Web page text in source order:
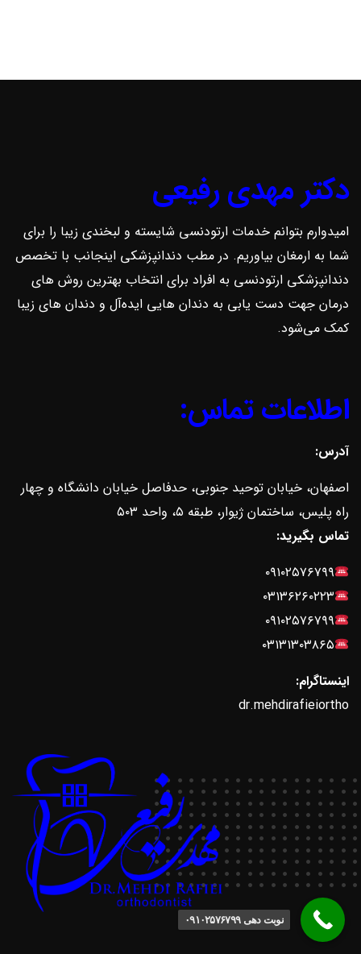
دکتر مهدی رفیعی
امیدوارم بتوانم خدمات ارتودنسی شایسته و لبخندی زیبا را برای
شما به ارمغان بیاوریم. در مطب دندانپزشکی اینجانب با تخصص
دندانپزشکی ارتودنسی به افراد برای انتخاب بهترین روش ‌های
درمان جهت دست یابی به دندان هایی ایده‌آل و دندان های زیبا
کمک می‌شود.
اطلاعات تماس:
آدرس:
اصفهان، خیابان توحید جنوبی، حدفاصل خیابان دانشگاه و چهار
راه پلیس، ساختمان ژیوار، طبقه ۵، واحد ۵۰۳
تماس بگیرید:
۰۹۱۰۲۵۷۶۷۹۹
۰۳۱۳۶۲۶۰۲۲۳
۰۹۱۰۲۵۷۶۷۹۹
۰۳۱۳۱۳۰۳۸۶۵
اینستاگرام:
dr.mehdirafieiortho
نوبت دهی ۰۹۱۰۲۵۷۶۷۹۹